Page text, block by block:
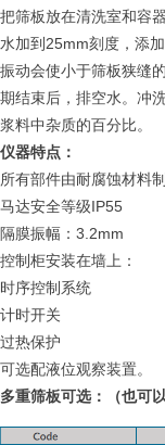
把筛板放在清洗室和容
水加到 25mm刻度，添
振动会使小于筛板狭缝
期结束后，排空水。冲
浆料中杂质的百分比。
仪器特点：
所有部件由耐腐蚀材料
马达安全等级IP55
隔膜振幅： 3.2mm
控制柜安装在墙上：
时序控制系统
计时开关
过热保护
可选配液位观察装置。
多重筛板可选：（也可